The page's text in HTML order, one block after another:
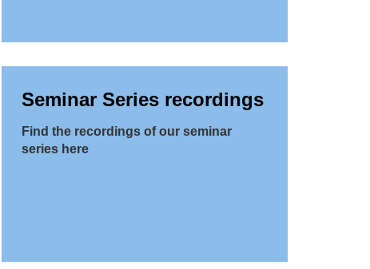
Seminar Series recordings
Find the recordings of our seminar
series here